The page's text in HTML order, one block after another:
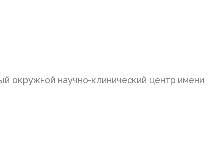
окружной научно-клинический центр имени